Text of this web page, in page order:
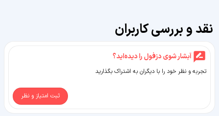
نقد و بررسی کاربران
آبشار شوی دزفول را دیده‌اید؟
تجربه و نظر خود را با دیگران به اشتراک بگذارید
ثبت امتیاز و نظر